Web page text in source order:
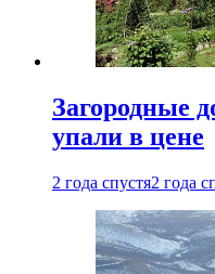
Загородные
упали в цене
2 года спустя2 года